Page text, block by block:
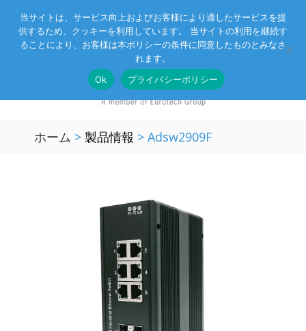
Eurotechグループ お客様サポート お問い合わせ
ホーム > 製品情報 > Adsw2909F
当サイトは、サービス向上およびお客様により適したサービスを提
供するため、クッキーを利用しています。 当サイトの利用を継続す
ることにより、お客様は本ポリシーの条件に同意したものとみなさ
れます。
Ok
プライバシーポリシー